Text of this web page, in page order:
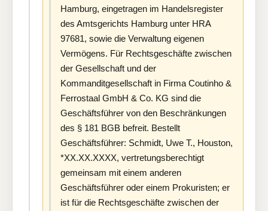
Hamburg, eingetragen im Handelsregister
des Amtsgerichts Hamburg unter HRA
97681, sowie die Verwaltung eigenen
Vermögens. Für Rechtsgeschäfte zwischen
der Gesellschaft und der
Kommanditgesellschaft in Firma Coutinho &
Ferrostaal GmbH & Co. KG sind die
Geschäftsführer von den Beschränkungen
des § 181 BGB befreit. Bestellt
Geschäftsführer: Schmidt, Uwe T., Houston,
*XX.XX.XXXX, vertretungsberechtigt
gemeinsam mit einem anderen
Geschäftsführer oder einem Prokuristen; er
ist für die Rechtsgeschäfte zwischen der